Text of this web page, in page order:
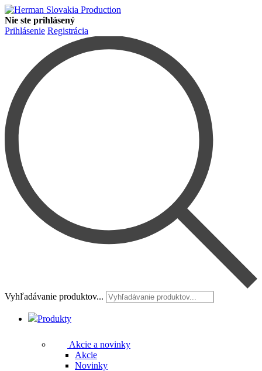
Nie ste prihlásený
Prihlásenie Registrácia
Vyhľadávanie produktov...
Produkty
Akcie a novinky
Akcie
Novinky